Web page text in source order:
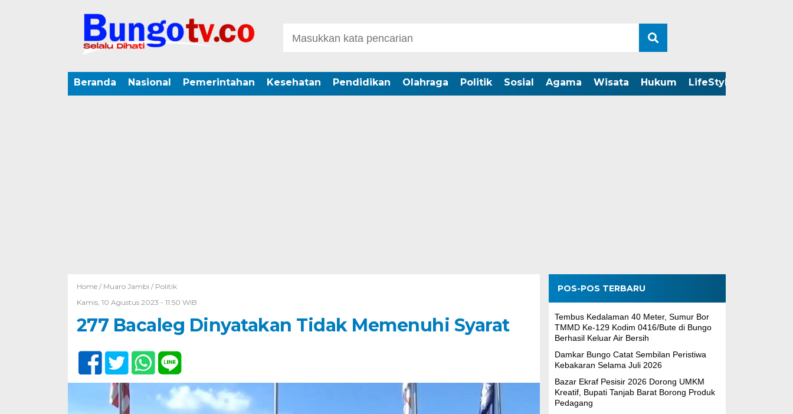
Beranda Nasional Pemerintahan Kesehatan Pendidikan Olahraga Politik Sosial Agama Wisata Hukum LifeStyle
Home / Muaro Jambi / Politik
Kamis, 10 Agustus 2023 - 11:50 WIB
277 Bacaleg Dinyatakan Tidak Memenuhi Syarat
POS-POS TERBARU
Tembus Kedalaman 40 Meter, Sumur Bor
TMMD Ke-129 Kodim 0416/Bute di Bungo
Berhasil Keluar Air Bersih
Damkar Bungo Catat Sembilan Peristiwa
Kebakaran Selama Juli 2026
Bazar Ekraf Pesisir 2026 Dorong UMKM
Kreatif, Bupati Tanjab Barat Borong Produk
Pedagang